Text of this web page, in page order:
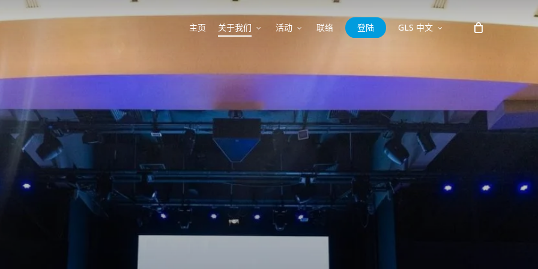
主页 关于我们 活动 联络 登陆 GLS 中文